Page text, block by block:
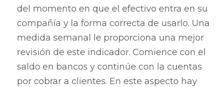
del momento en que el efectivo entra en su
compañía y la forma correcta de usarlo. Una
medida semanal le proporciona una mejor
revisión de este indicador. Comience con el
saldo en bancos y continúe con la cuentas
por cobrar a clientes. En este aspecto hay